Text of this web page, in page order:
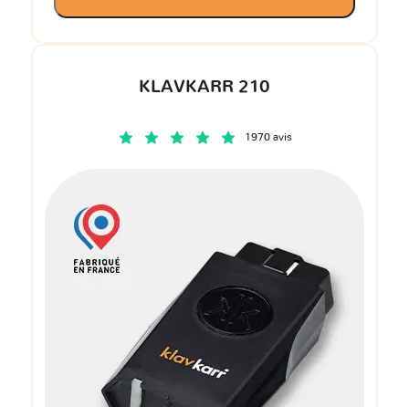
KLAVKARR 210
1970 avis